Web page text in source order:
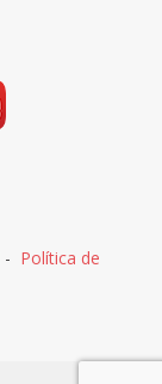
- Política de